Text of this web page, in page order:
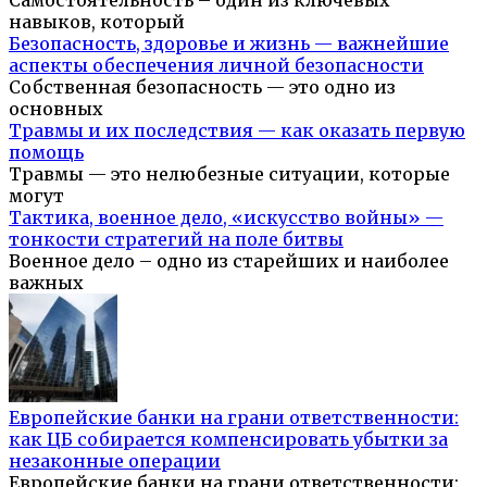
навыков, который
Безопасность, здоровье и жизнь — важнейшие
аспекты обеспечения личной безопасности
Собственная безопасность — это одно из
основных
Травмы и их последствия — как оказать первую
помощь
Травмы — это нелюбезные ситуации, которые
могут
Тактика, военное дело, «искусство войны» —
тонкости стратегий на поле битвы
Военное дело – одно из старейших и наиболее
важных
Европейские банки на грани ответственности:
как ЦБ собирается компенсировать убытки за
незаконные операции
Европейские банки на грани ответственности: